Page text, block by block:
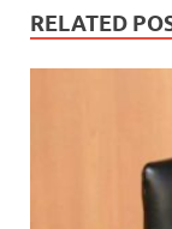
RELATED